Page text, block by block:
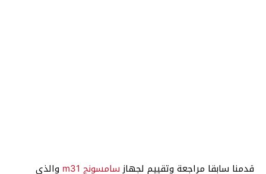
قدمنا سابقا مراجعة وتقييم لجهازسامسونج m31
والذي